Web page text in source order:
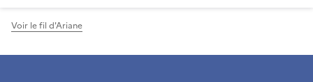
Voir le fil d'Ariane